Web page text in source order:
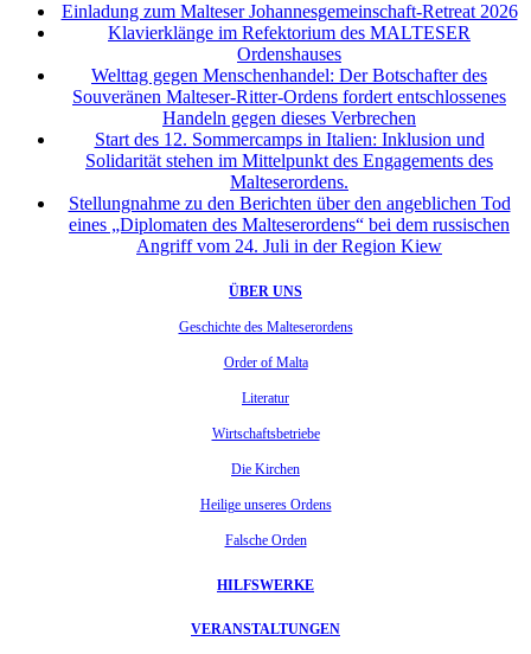
Einladung zum Malteser Johannesgemeinschaft-Retreat 2026
Klavierklänge im Refektorium des MALTESER
Ordenshauses
Welttag gegen Menschenhandel: Der Botschafter des
Souveränen Malteser-Ritter-Ordens fordert entschlossenes
Handeln gegen dieses Verbrechen
Start des 12. Sommercamps in Italien: Inklusion und
Solidarität stehen im Mittelpunkt des Engagements des
Malteserordens.
Stellungnahme zu den Berichten über den angeblichen Tod
eines „Diplomaten des Malteserordens“ bei dem russischen
Angriff vom 24. Juli in der Region Kiew
ÜBER UNS
Geschichte des Malteserordens
Order of Malta
Literatur
Wirtschaftsbetriebe
Die Kirchen
Heilige unseres Ordens
Falsche Orden
HILFSWERKE
VERANSTALTUNGEN